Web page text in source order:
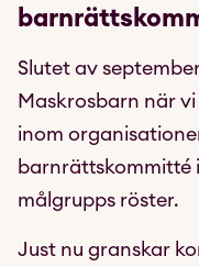
Slutet av
Maskrosbarn när
inom
barnrättskommitté
målgrupps röster.
Just nu granskar